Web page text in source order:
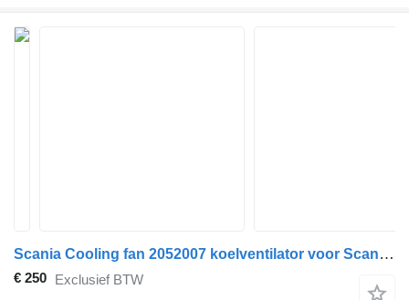
Scania Cooling fan 2052007 koelventilator voor Scania P310 trekker
€ 250 Exclusief BTW